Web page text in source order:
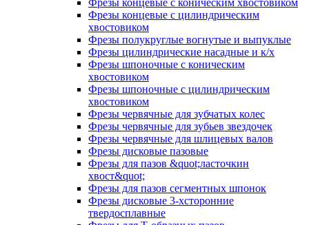
Фрезы концевые с коническим хвостовиком
Фрезы концевые с цилиндрическим
хвостовиком
Фрезы полукруглые вогнутые и выпуклые
Фрезы цилиндрические насадные и к/х
Фрезы шпоночные с коническим
хвостовиком
Фрезы шпоночные с цилиндрическим
хвостовиком
Фрезы червячные для зубчатых колес
Фрезы червячные для зубьев звездочек
Фрезы червячные для шлицевых валов
Фрезы дисковые пазовые
Фрезы для пазов &quot;ласточкин
хвост&quot;
Фрезы для пазов сегментных шпонок
Фрезы дисковые 3-хсторонние
твердосплавные